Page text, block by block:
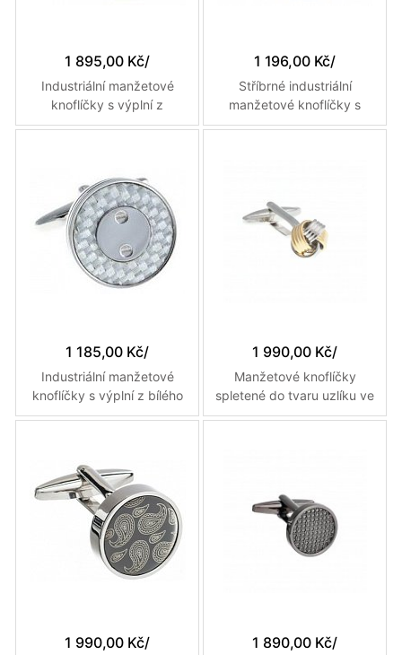
1 895,00 Kč/
Industriální manžetové
knoflíčky s výplní z
černého karbonu a
1 196,00 Kč/
Stříbrné industriální
manžetové knoflíčky s
výplní z modrého karbonu
1 185,00 Kč/
Industriální manžetové
knoflíčky s výplní z bílého
karbonu a efektem dvou
1 990,00 Kč/
Manžetové knoflíčky
spletené do tvaru uzlíku ve
zlaté a stříbrné barvě
1 990,00 Kč/ 1 890,00 Kč/